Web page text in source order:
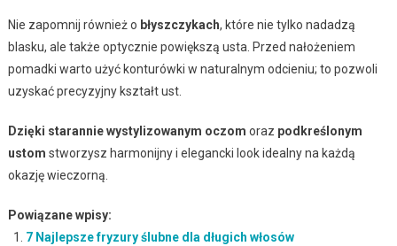
Nie zapomnij również o błyszczykach, które nie tylko nadadzą
blasku, ale także optycznie powiększą usta. Przed nałożeniem
pomadki warto użyć konturówki w naturalnym odcieniu; to pozwoli
uzyskać precyzyjny kształt ust.
Dzięki starannie wystylizowanym oczom oraz podkreślonym
ustom stworzysz harmonijny i elegancki look idealny na każdą
okazję wieczorną.
Powiązane wpisy:
7 Najlepsze fryzury ślubne dla długich włosów